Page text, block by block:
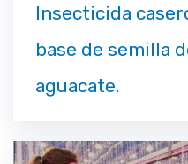
Insecticida
base de semilla
aguacate.